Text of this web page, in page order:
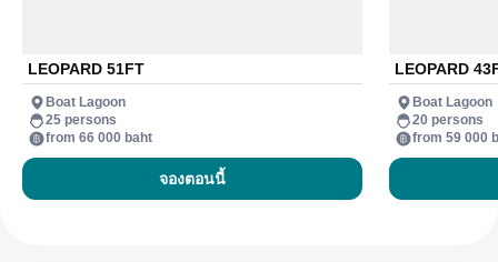
LEOPARD 51FT
Boat Lagoon
25 persons
from 66 000 baht
จองตอนนี้
LEOPARD
Boat Lagoon
20 persons
from 59 000